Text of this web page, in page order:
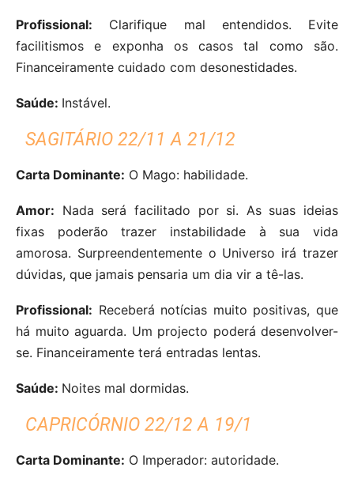
Profissional: Clarifique mal entendidos. Evite
facilitismos e exponha os casos tal como são.
Financeiramente cuidado com desonestidades.
Saúde: Instável.
SAGITÁRIO 22/11 A 21/12
Carta Dominante: O Mago: habilidade.
Amor: Nada será facilitado por si. As suas ideias
fixas poderão trazer instabilidade à sua vida
amorosa. Surpreendentemente o Universo irá trazer
dúvidas, que jamais pensaria um dia vir a tê-las.
Profissional: Receberá notícias muito positivas, que
há muito aguarda. Um projecto poderá desenvolver-
se. Financeiramente terá entradas lentas.
Saúde: Noites mal dormidas.
CAPRICÓRNIO 22/12 A 19/1
Carta Dominante: O Imperador: autoridade.